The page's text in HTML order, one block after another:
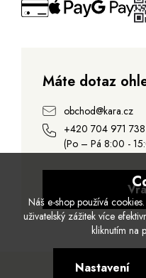
Máte dotaz
obchod@kara.cz
+420 704 971 738
(Po – Pá 8:00 -
©
Náš e-shop používá
uživatelský zážitek více
kliknutím na
Nastavení